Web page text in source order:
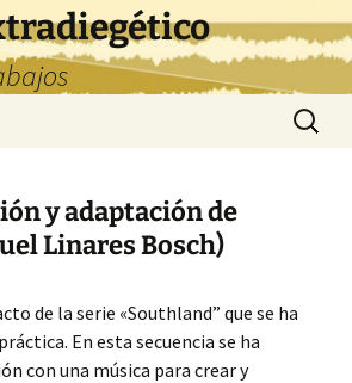
Buscar:
y adaptación de
Linares Bosch)
de la serie «Southland” que se ha
En esta secuencia se ha
con una música para crear y